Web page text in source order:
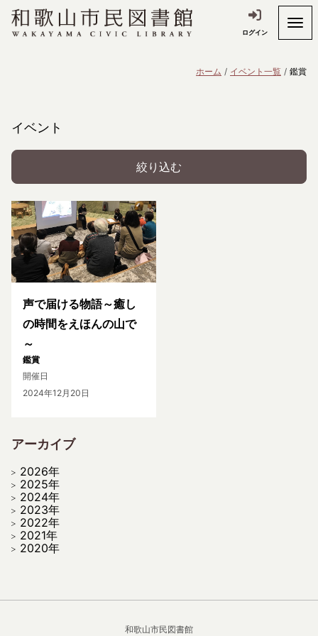
ログイン
ホーム イベント一覧 鑑賞
イベント
絞り込む
声で届ける物語～癒し
の時間をえほんの山で
～
鑑賞
開催日
2024年12月20日
アーカイブ
2026年
2025年
2024年
2023年
2022年
2021年
2020年
和歌山市民図書館